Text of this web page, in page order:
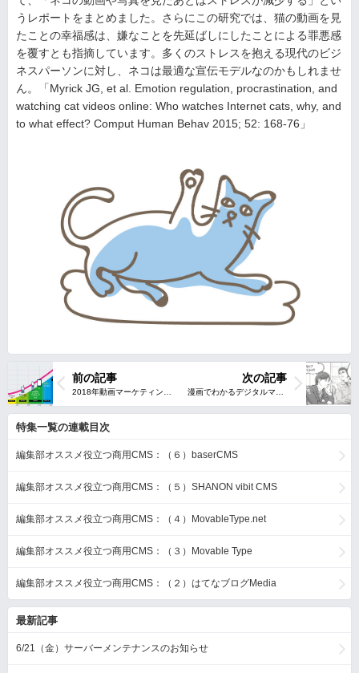
うレポートをまとめました。さらにこの研究では、猫の動画を見
たことの幸福感は、嫌なことを先延ばしにしたことによる罪悪感
を覆すとも指摘しています。多くのストレスを抱える現代のビジ
ネスパーソンに対し、ネコは最適な宣伝モデルなのかもしれませ
ん。「Myrick JG, et al. Emotion regulation, procrastination, and
watching cat videos online: Who watches Internet cats, why, and
to what effect? Comput Human Behav 2015; 52: 168-76」
次の記事
前の記事
特集一覧の連載目次
編集部オススメ役立つ商用CMS：（６）baserCMS
編集部オススメ役立つ商用CMS：（５）SHANON vibit CMS
編集部オススメ役立つ商用CMS：（４）MovableType.net
編集部オススメ役立つ商用CMS：（３）Movable Type
編集部オススメ役立つ商用CMS：（２）はてなブログMedia
最新記事
6/21（金）サーバーメンテナンスのお知らせ